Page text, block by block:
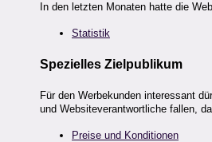
In den letzten Monaten hatte die
Statistik
Spezielles Zielpublikum
Für den Werbekunden interessant
und Websiteverantwortliche fallen,
Preise und Konditionen